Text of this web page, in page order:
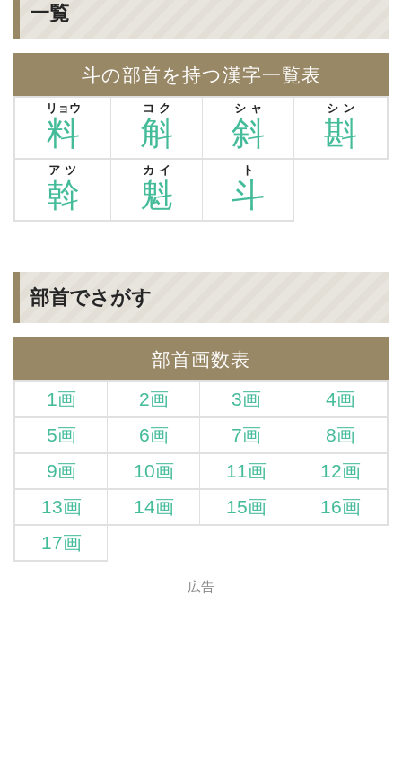
一覧
斗の部首を持つ漢字一覧表
料
リョウ
斛
コク
斜
シャ
斟
シン
斡
アツ
魁
カイ
斗
ト
部首でさがす
部首画数表
1画
2画 3画
4画
5画
6画 7画
8画
9画
10画 11画
12画
13画
14画 15画
16画
17画
広告